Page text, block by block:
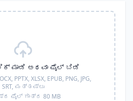
ಮಾಡಿ ಅಥವಾ ಫೈಲ್ ಬಿಡಿ
PPTX, XLSX, EPUB, PNG, JPG,
SRT, ಮತ್ತಷ್ಟು
ಫೈಲ್ ಗಾತ್ರ 80 MB